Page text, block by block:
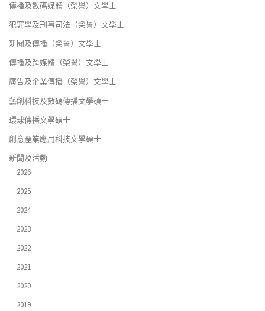
傳播及數碼媒體（榮譽）文學士
犯罪學及刑事司法（榮譽）文學士
新聞及傳播（榮譽）文學士
傳播及跨媒體（榮譽）文學士
廣告及企業傳播（榮譽）文學士
藝創科技及數碼傳播文學碩士
環球傳播文學碩士
創意產業應用科技文學碩士
新聞及活動
2026
2025
2024
2023
2022
2021
2020
2019